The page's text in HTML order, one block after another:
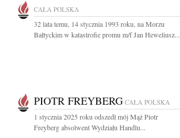
CAŁA POLSKA
32 lata temu, 14 stycznia 1993 roku, na Morzu
Bałtyckim w katastrofie promu m/f Jan Heweliusz...
PIOTR FREYBERG CAŁA POLSKA
1 stycznia 2025 roku odszedł mój Mąż Piotr
Freyberg absolwent Wydziału Handlu...